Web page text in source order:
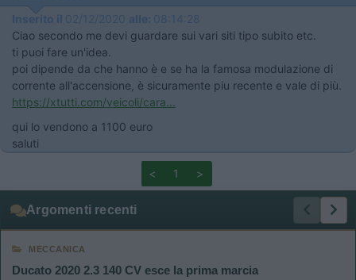
Inserito il 02/12/2020 alle: 08:14:28
Ciao secondo me devi guardare sui vari siti tipo subito etc.
ti puoi fare un'idea.
poi dipende da che hanno è e se ha la famosa modulazione di
corrente all'accensione, è sicuramente piu recente e vale di più.
https://xtutti.com/veicoli/cara...
qui lo vendono a 1100 euro
saluti
< 1 >
Argomenti recenti
MECCANICA
Ducato 2020 2.3 140 CV esce la prima marcia